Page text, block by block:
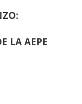
LA AEPE